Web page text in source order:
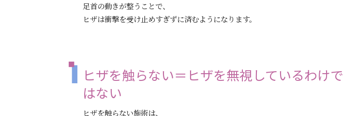
足首の動きが整うことで、
ヒザは衝撃を受け止めすぎずに済むようになります。
ヒザを触らない＝ヒザを無視しているわけで
はない
ヒザを触らない施術は、